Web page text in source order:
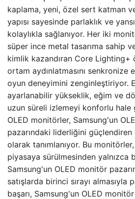
kaplama, yeni, özel sert katman
yapısı sayesinde parlaklık ve
kolaylıkla sağlanıyor. Her iki
süper ince metal tasarıma sahip
kimlik kazandıran Core Lighting+
ortam aydınlatmasını senkronize
oyun deneyimini zenginleştiriyor.
ayarlanabilir yükseklik, eğim ve
uzun süreli izlemeyi konforlu hale
OLED monitörler, Samsung'un
pazarındaki liderliğini güçlendiren
olarak tanımlanıyor. Bu
piyasaya sürülmesinden yalnızca
Samsung'un OLED monitör
satışlarda birinci sırayı almasıyla
başarı, Samsung'un OLED